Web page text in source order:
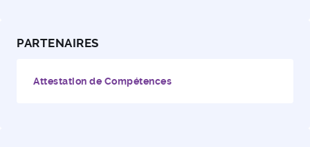
PARTENAIRES
Attestation de Compétences